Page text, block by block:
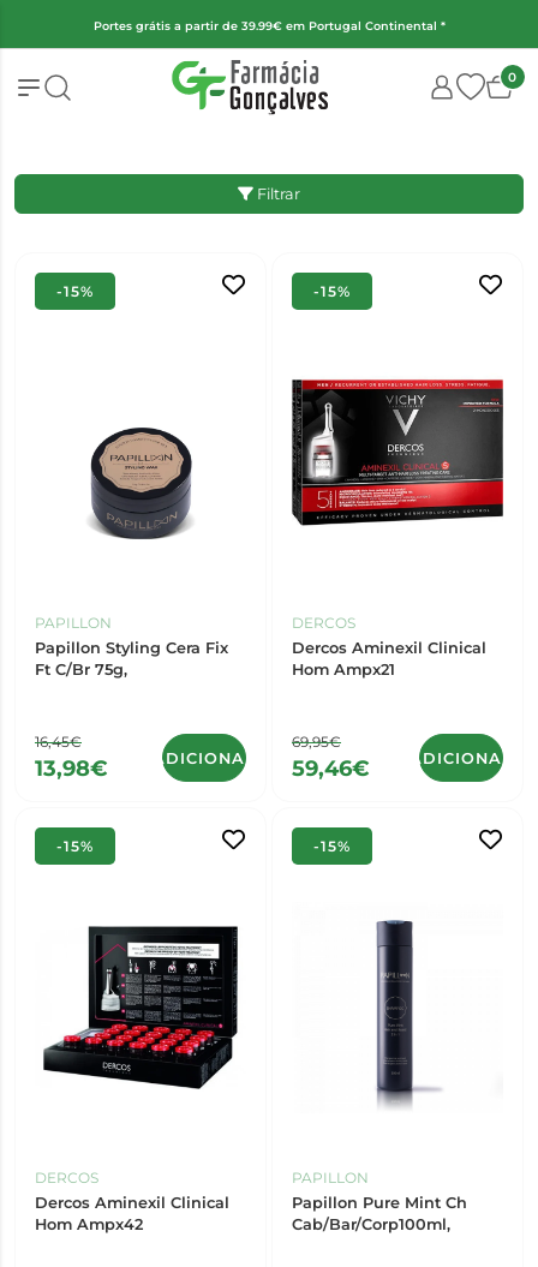
Portes grátis a partir de 39.99€ em Portugal Continental *
0
Filtrar
-15%
PAPILLON
Papillon Styling Cera Fix
Ft C/Br 75g,
16,45€
13,98€ ADICIONAR
-15%
DERCOS
Dercos Aminexil Clinical
Hom Ampx21
69,95€
59,46€ ADICIONAR
-15%
DERCOS
Dercos Aminexil Clinical
Hom Ampx42
-15%
PAPILLON
Papillon Pure Mint Ch
Cab/Bar/Corp100ml,